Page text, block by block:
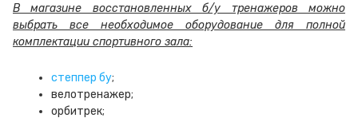
В магазине восстановленных б/у тренажеров можно
выбрать все необходимое оборудование для полной
комплектации спортивного зала:
степпер бу;
велотренажер;
орбитрек;